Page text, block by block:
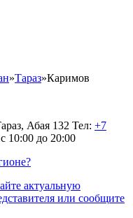
»Тараз»Каримов
Абая 132 Тел: +7
10:00 до 20:00
актуальную
или сообщите